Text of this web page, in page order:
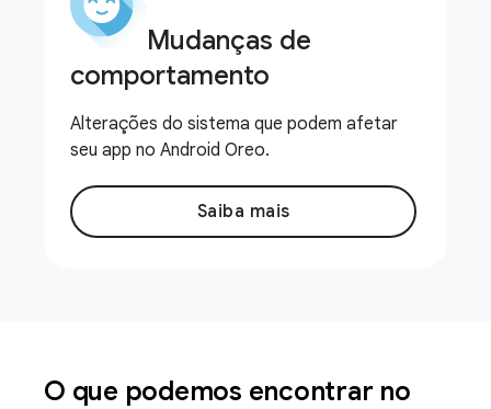
Mudanças de
comportamento
Alterações do sistema que podem afetar
seu app no Android Oreo.
Saiba mais
O que podemos encontrar no